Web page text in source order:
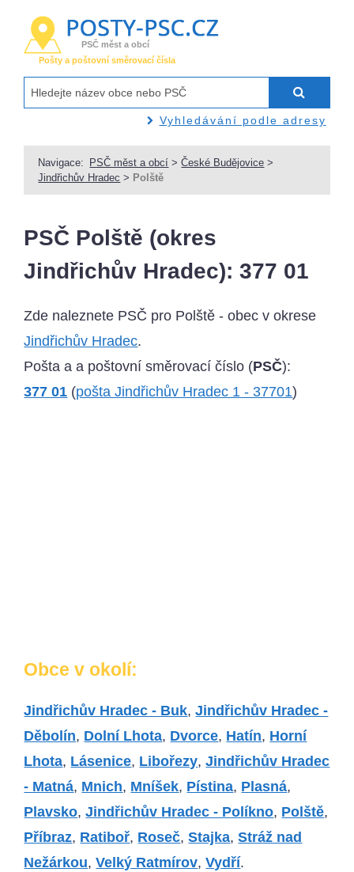
PSČ měst a obcí
Pošty a poštovní směrovací čísla
Vyhledávání podle adresy
Navigace: PSČ měst a obcí >České Budějovice >
Jindřichův Hradec > Polště
PSČ Polště (okres
Jindřichův Hradec): 377 01
Zde naleznete PSČ pro Polště - obec v okrese
Jindřichův Hradec.
Pošta a a poštovní směrovací číslo (PSČ):
377 01 (pošta Jindřichův Hradec 1 - 37701)
Obce v okolí:
Jindřichův Hradec - Buk,Jindřichův Hradec -
Děbolín, Dolní Lhota, Dvorce, Hatín, Horní
Lhota, Lásenice, Libořezy,Jindřichův Hradec
- Matná, Mnich, Mníšek, Pístina, Plasná,
Plavsko,Jindřichův Hradec - Políkno, Polště,
Příbraz, Ratiboř, Roseč,Stajka,Stráž nad
Nežárkou,Velký Ratmírov,Vydří.